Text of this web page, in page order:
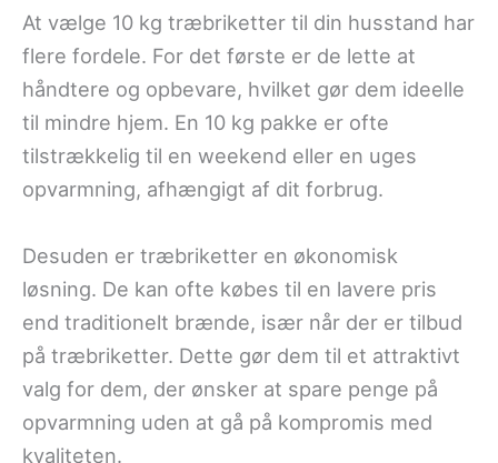
At vælge 10 kg træbriketter til din husstand har
flere fordele. For det første er de lette at
håndtere og opbevare, hvilket gør dem ideelle
til mindre hjem. En 10 kg pakke er ofte
tilstrækkelig til en weekend eller en uges
opvarmning, afhængigt af dit forbrug.
Desuden er træbriketter en økonomisk
løsning. De kan ofte købes til en lavere pris
end traditionelt brænde, især når der er tilbud
på træbriketter. Dette gør dem til et attraktivt
valg for dem, der ønsker at spare penge på
opvarmning uden at gå på kompromis med
kvaliteten.